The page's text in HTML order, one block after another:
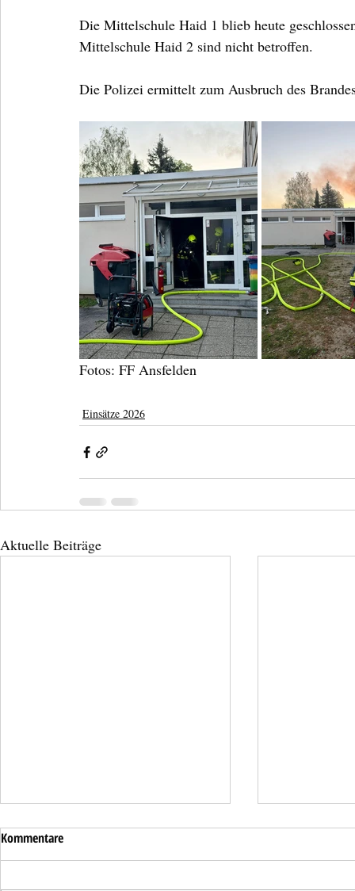
Die Mittelschule Haid 1 blieb heute
Mittelschule Haid 2 sind nicht betroffen.
Die Polizei ermittelt zum Ausbruch des
Fotos: FF Ansfelden
Einsätze 2026
Aktuelle Beiträge
Kommentare